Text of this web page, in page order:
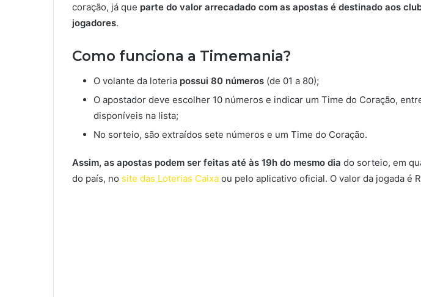
coração, já que parte do valor arrecadado com as apostas é destinado aos
jogadores.
Como funciona a Timemania?
O volante da loteria possui 80 números (de 01 a 80);
O apostador deve escolher 10 números e indicar um Time do Coração,
disponíveis na lista;
No sorteio, são extraídos sete números e um Time do Coração.
Assim, as apostas podem ser feitas até às 19h do mesmo dia do sorteio, em
do país, no site das Loterias Caixa ou pelo aplicativo oficial. O valor da jogada é